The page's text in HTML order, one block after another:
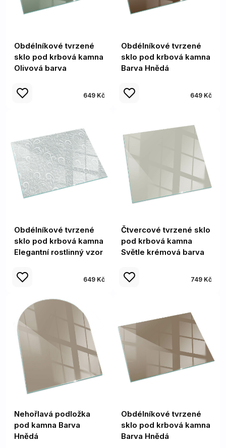
Obdélníkové tvrzené
sklo pod krbová kamna
Olivová barva
649 Kč
Obdélníkové tvrzené
sklo pod krbová kamna
Barva Hnědá
649 Kč
Obdélníkové tvrzené
sklo pod krbová kamna
Elegantní rostlinný vzor
649 Kč
Čtvercové tvrzené sklo
pod krbová kamna
Světle krémová barva
749 Kč
Nehořlavá podložka
pod kamna Barva
Hnědá
Obdélníkové tvrzené
sklo pod krbová kamna
Barva Hnědá